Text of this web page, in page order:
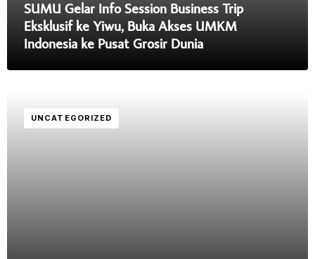
SUMU Gelar Info Session Business Trip
Eksklusif ke Yiwu, Buka Akses UMKM
Indonesia ke Pusat Grosir Dunia
UNCATEGORIZED